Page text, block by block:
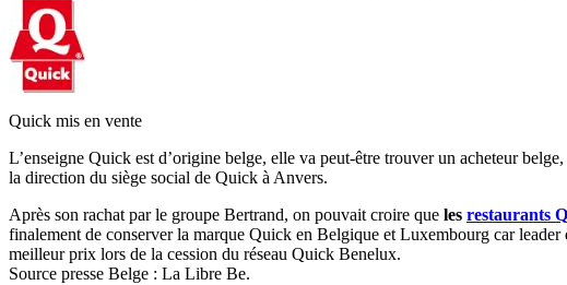
Quick mis en vente
L’enseigne Quick est d’origine belge, elle va peut-être trouver un acheteur
la direction du siège social de Quick à Anvers.
Après son rachat par le groupe Bertrand, on pouvait croire que les restaurants
finalement de conserver la marque Quick en Belgique et Luxembourg car
meilleur prix lors de la cession du réseau Quick Benelux.
Source presse Belge : La Libre Be.